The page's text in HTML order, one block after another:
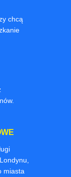
chcą
miasta